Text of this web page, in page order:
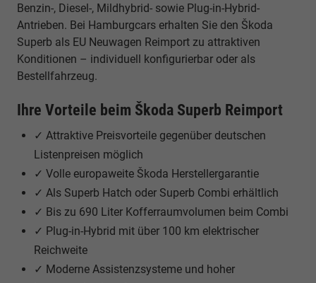
Benzin-, Diesel-, Mildhybrid- sowie Plug-in-Hybrid-
Antrieben. Bei Hamburgcars erhalten Sie den Škoda
Superb als EU Neuwagen Reimport zu attraktiven
Konditionen – individuell konfigurierbar oder als
Bestellfahrzeug.
Ihre Vorteile beim Škoda Superb Reimport
✓ Attraktive Preisvorteile gegenüber deutschen
Listenpreisen möglich
✓ Volle europaweite Škoda Herstellergarantie
✓ Als Superb Hatch oder Superb Combi erhältlich
✓ Bis zu 690 Liter Kofferraumvolumen beim Combi
✓ Plug-in-Hybrid mit über 100 km elektrischer
Reichweite
✓ Moderne Assistenzsysteme und hoher